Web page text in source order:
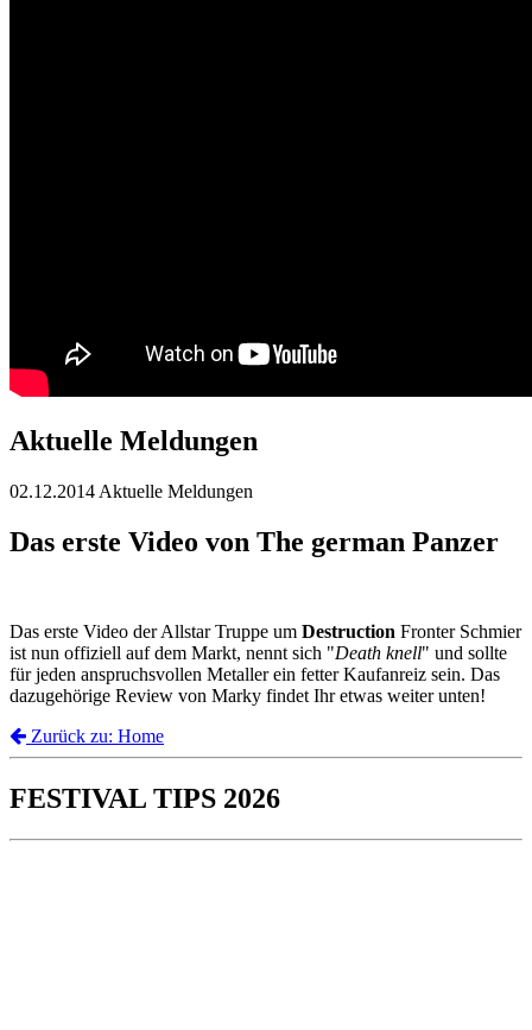
Aktuelle Meldungen
02.12.2014 Aktuelle Meldungen
Das erste Video von The german Panzer
Das erste Video der Allstar Truppe um Destruction Fronter Schmier
ist nun offiziell auf dem Markt, nennt sich "Death knell" und sollte
für jeden anspruchsvollen Metaller ein fetter Kaufanreiz sein. Das
dazugehörige Review von Marky findet Ihr etwas weiter unten!
Zurück zu: Home
FESTIVAL TIPS 2026